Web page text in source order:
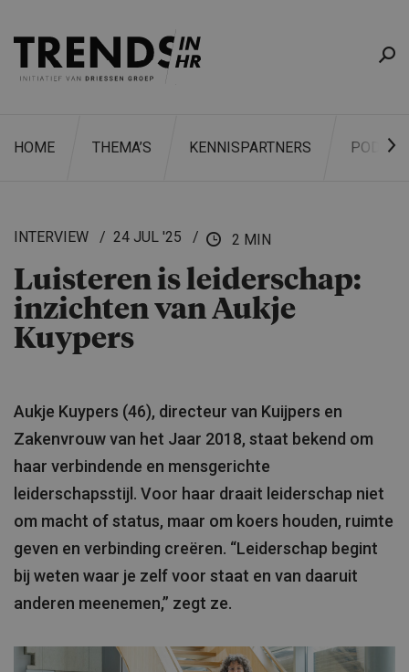
HOME THEMA’S KENNISPARTNERS
ZOEKEN
INTERVIEW 24 JUL '25 2 MIN
Luisteren is leiderschap:
inzichten van Aukje
Kuypers
Aukje Kuypers (46), directeur van Kuijpers en
Zakenvrouw van het Jaar 2018, staat bekend om
haar verbindende en mensgerichte
leiderschapsstijl. Voor haar draait leiderschap niet
om macht of status, maar om koers houden, ruimte
geven en verbinding creëren. “Leiderschap begint
bij weten waar je zelf voor staat en van daaruit
anderen meenemen,” zegt ze.